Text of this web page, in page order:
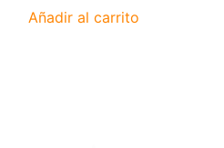
Añadir al carrito